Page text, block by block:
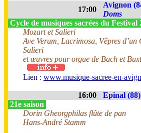
17:00
Avignon
Doms
Cycle de musiques sacrées du Festival
Mozart et Salieri
Ave Verum, Lacrimosa, Vêpres
Salieri
et œuvres pour orgue de Bach et
Lien : www.musique-sacree-en-
16:00 Epinal
21e saison
Dorin Gheorgphilas flûte de pan
Hans-André Stamm